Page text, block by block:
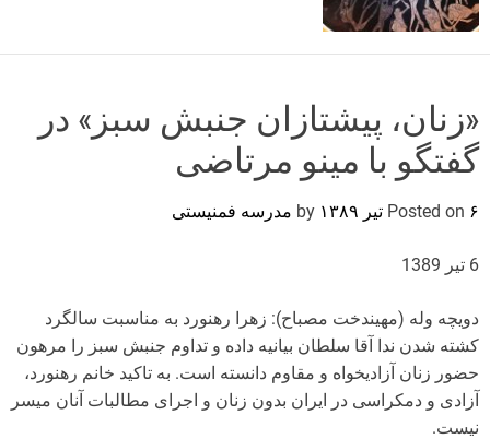
e
«زنان، پیشتازان جنبش سبز» در
گفتگو با مینو مرتاضی
Posted on ۶ تیر ۱۳۸۹ مدرسه فمنیستی
6 تیر 1389
دویچه وله (مهیندخت مصباح): زهرا رهنورد به مناسبت سالگرد
کشته شدن ندا آقا سلطان بیانیه ‌داده و تداوم جنبش سبز را مرهون
حضور زنان آزادیخواه و مقاوم دانسته است. به تاکید خانم رهنورد،
آزادی و دمکراسی در ایران بدون زنان و اجرای مطالبات آنان میسر
نیست.